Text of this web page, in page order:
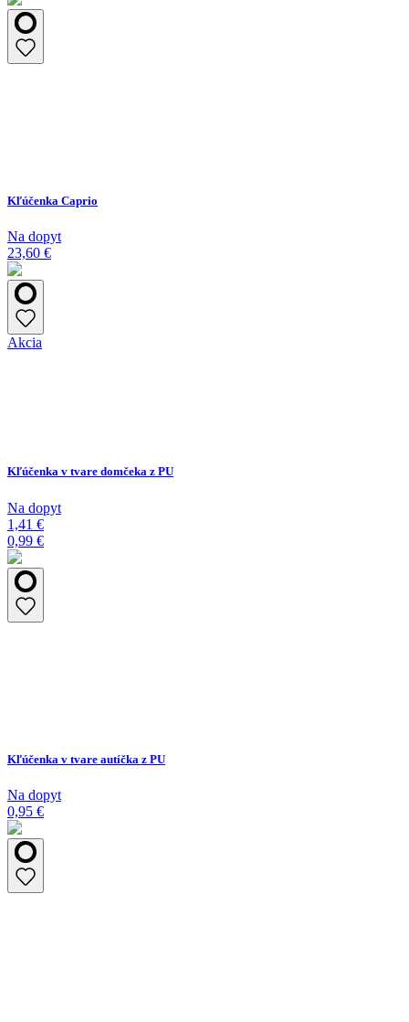
Kľúčenka Caprio
Na dopyt
23,60 €
Akcia
Kľúčenka v tvare domčeka z PU
Na dopyt
1,41 €
0,99 €
Kľúčenka v tvare autíčka z PU
Na dopyt
0,95 €